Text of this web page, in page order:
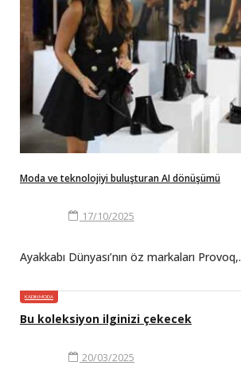
Moda ve teknolojiyi buluşturan AI dönüşümü
17/10/2025
Ayakkabı Dünyası’nın öz markaları Provoq,.
KADIN MODA
Bu koleksiyon ilginizi çekecek
20/03/2025